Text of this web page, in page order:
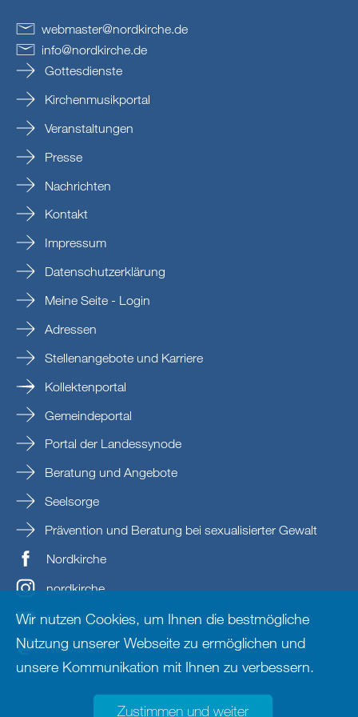
webmaster@nordkirche.de
info@nordkirche.de
Gottesdienste
Kirchenmusikportal
Veranstaltungen
Presse
Nachrichten
Kontakt
Impressum
Datenschutzerklärung
Meine Seite - Login
Adressen
Stellenangebote und Karriere
Kollektenportal
Gemeindeportal
Portal der Landessynode
Beratung und Angebote
Seelsorge
Prävention und Beratung bei sexualisierter Gewalt
Nordkirche
nordkirche
Nordkirche
Nordkirche
Wir nutzen Cookies, um Ihnen die bestmögliche
Nutzung unserer Webseite zu ermöglichen und
unsere Kommunikation mit Ihnen zu verbessern.
Zustimmen und weiter